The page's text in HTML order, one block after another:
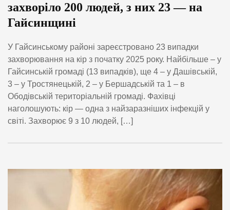
захворіло 200 людей, з них 23 — на
Гайсинщині
У Гайсинському районі зареєстровано 23 випадки
захворювання на кір з початку 2025 року. Найбільше – у
Гайсинській громаді (13 випадків), ще 4 – у Дашівській,
3 – у Тростянецькій, 2 – у Бершадській та 1 – в
Ободівській територіальній громаді. Фахівці
наголошують: кір — одна з найзаразніших інфекцій у
світі. Захворює 9 з 10 людей, […]